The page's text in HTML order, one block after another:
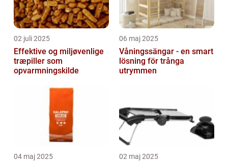
02 juli 2025
Effektive og miljøvenlige
træpiller som
opvarmningskilde
06 maj 2025
Våningssängar - en smart
lösning för trånga
utrymmen
04 maj 2025 02 maj 2025